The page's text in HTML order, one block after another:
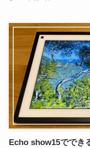
Echo show15ででき